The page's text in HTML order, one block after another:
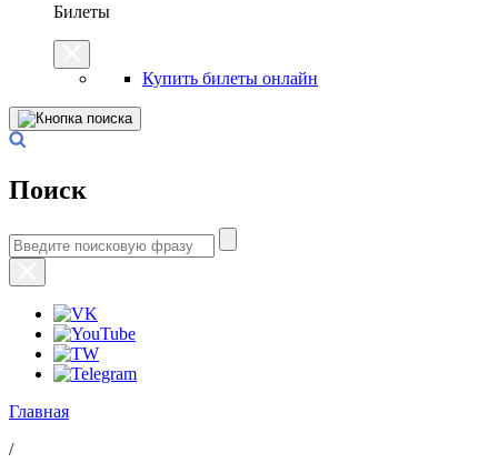
Билеты
Купить билеты онлайн
Поиск
Главная
/